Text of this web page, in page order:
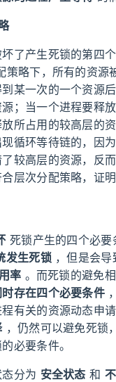
了产生死锁的第四
策略下，所有的资源
某一次的一个资源
；当一个进程要释
所占用的较高层的
循环等待链的，因
较高层的资源，反
层次分配策略，证明
死锁产生的四个必要
发生死锁，但是会
率 。而死锁的避免
时存在四个必要条件
有关的资源动态申
，仍然可以避免死锁
必要条件。
分为 安全状态 和